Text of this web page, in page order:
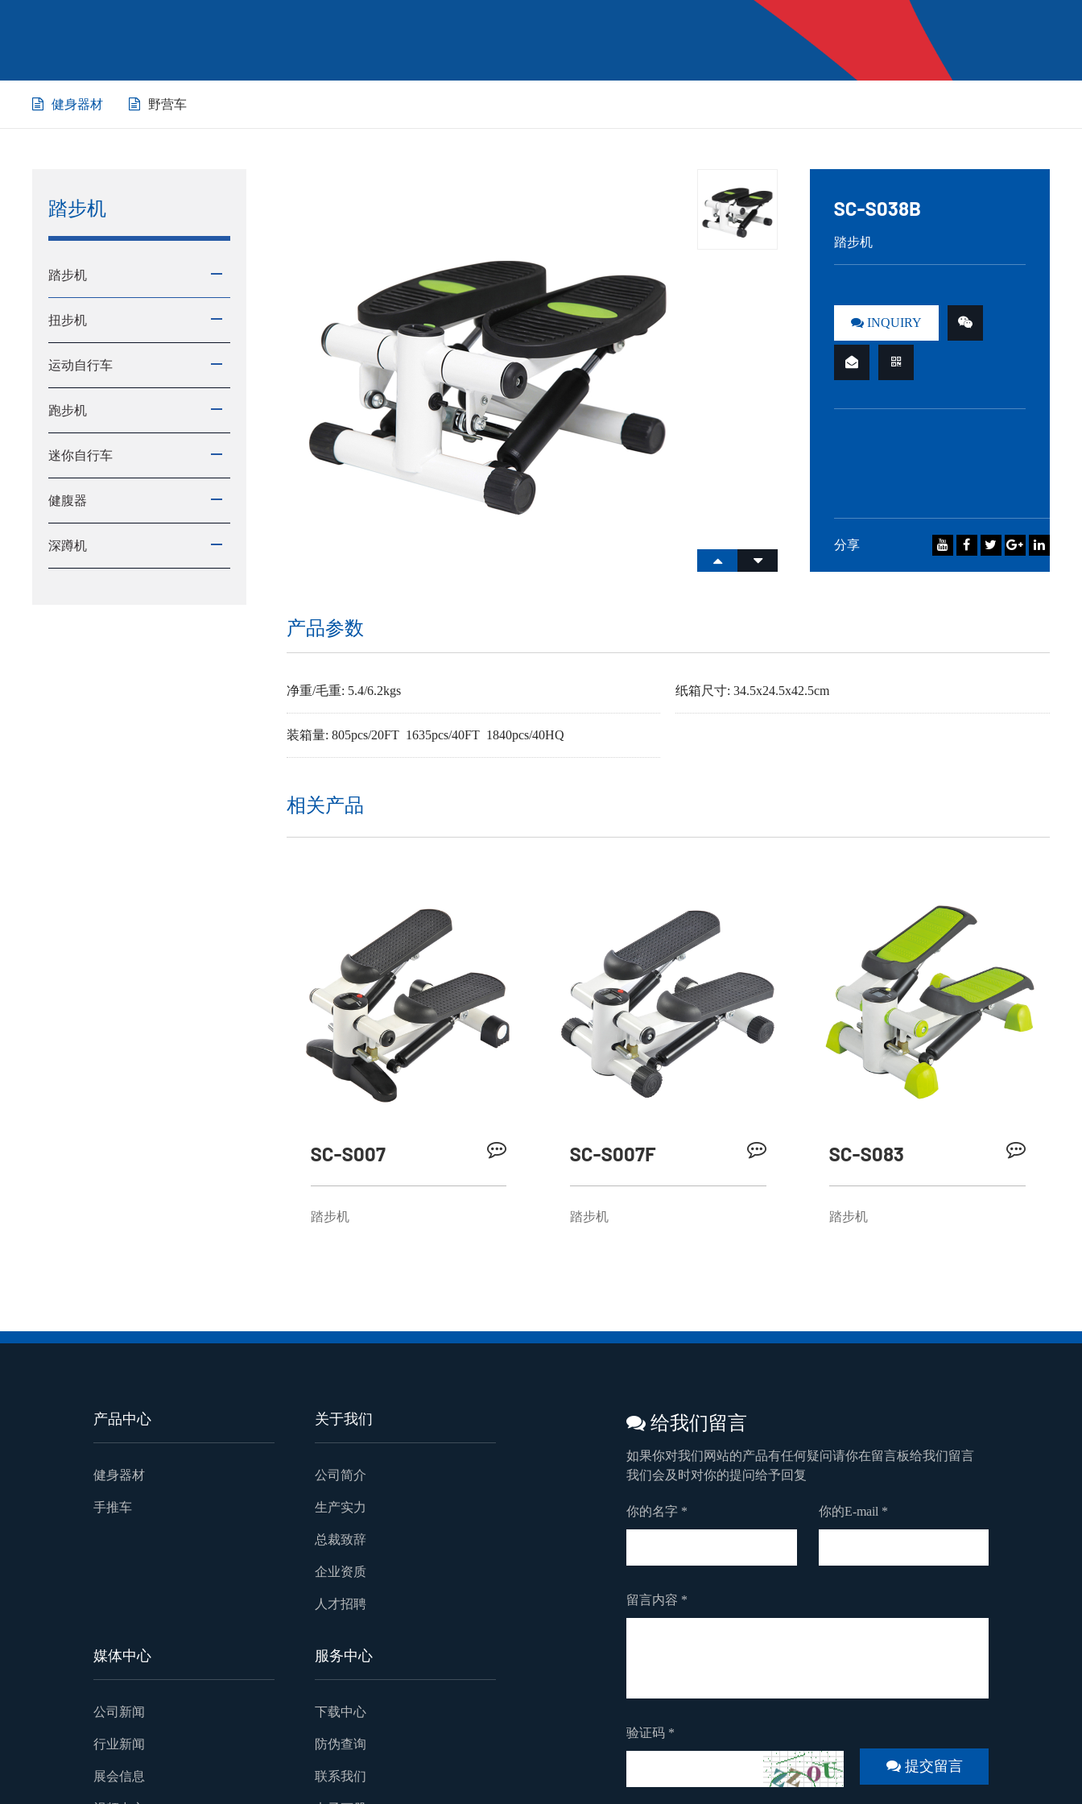
健身器材 野营车
踏步机
踏步机
扭步机
运动自行车
跑步机
迷你自行车
健腹器
深蹲机
SC-S038B
踏步机
INQUIRY
分享
产品参数
净重/毛重: 5.4/6.2kgs 纸箱尺寸: 34.5x24.5x42.5cm
装箱量: 805pcs/20FT 1635pcs/40FT 1840pcs/40HQ
相关产品
SC-S007
踏步机
SC-S007F
踏步机
SC-S083
踏步机
产品中心
健身器材
手推车
关于我们
公司简介
生产实力
总裁致辞
企业资质
人才招聘
媒体中心
公司新闻
行业新闻
展会信息
服务中心
下载中心
防伪查询
联系我们
给我们留言
如果你对我们网站的产品有任何疑问请你在留言板给我们留言
我们会及时对你的提问给予回复
你的名字 * 你的E-mail *
留言内容 *
验证码 *
提交留言